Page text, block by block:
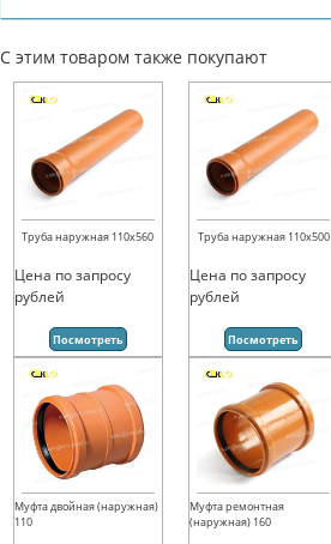
С этим товаром также покупают
Труба наружная 110х560
Цена по запросу
рублей
Посмотреть
Труба наружная 110х500
Цена по запросу
рублей
Посмотреть
Муфта двойная (наружная)
110
Муфта ремонтная
(наружная) 160